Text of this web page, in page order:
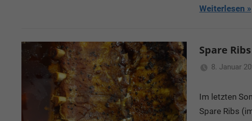
Weiterlesen
Spare
8. Januar
Im letzten
Spare Ribs